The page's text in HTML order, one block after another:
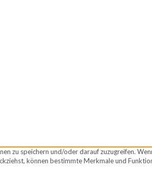
zu speichern und/oder darauf zuzugreifen.
können bestimmte Merkmale und